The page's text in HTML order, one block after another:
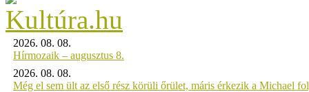
2026. 08. 08.
Hírmozaik – augusztus 8.
2026. 08. 08.
Még el sem ült az első rész körüli őrület, máris érkezik a Michael